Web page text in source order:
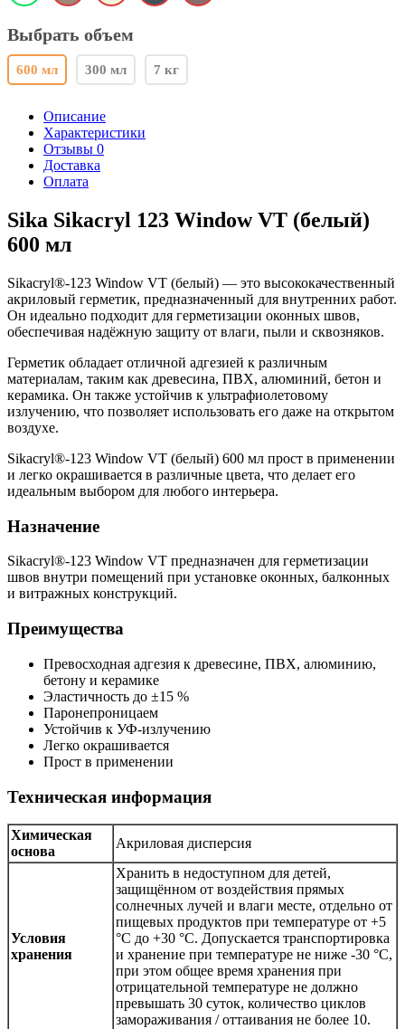
Выбрать объем
600 мл 300 мл 7 кг
Описание
Характеристики
Отзывы 0
Доставка
Оплата
Sika Sikacryl 123 Window VT (белый)
600 мл
Sikacryl®-123 Window VT (белый) — это высококачественный
акриловый герметик, предназначенный для внутренних работ.
Он идеально подходит для герметизации оконных швов,
обеспечивая надёжную защиту от влаги, пыли и сквозняков.
Герметик обладает отличной адгезией к различным
материалам, таким как древесина, ПВХ, алюминий, бетон и
керамика. Он также устойчив к ультрафиолетовому
излучению, что позволяет использовать его даже на открытом
воздухе.
Sikacryl®-123 Window VT (белый) 600 мл прост в применении
и легко окрашивается в различные цвета, что делает его
идеальным выбором для любого интерьера.
Назначение
Sikacryl®-123 Window VT предназначен для герметизации
швов внутри помещений при установке оконных, балконных
и витражных конструкций.
Преимущества
Превосходная адгезия к древесине, ПВХ, алюминию,
бетону и керамике
Эластичность до ±15 %
Паронепроницаем
Устойчив к УФ-излучению
Легко окрашивается
Прост в применении
Техническая информация
Химическая
основа
Акриловая дисперсия
Условия
хранения
Хранить в недоступном для детей,
защищённом от воздействия прямых
солнечных лучей и влаги месте, отдельно от
пищевых продуктов при температуре от +5
°С до +30 °С. Допускается транспортировка
и хранение при температуре не ниже -30 °С,
при этом общее время хранения при
отрицательной температуре не должно
превышать 30 суток, количество циклов
замораживания / оттаивания не более 10.